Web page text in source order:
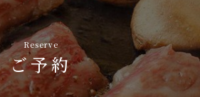
Reserve
ご予約